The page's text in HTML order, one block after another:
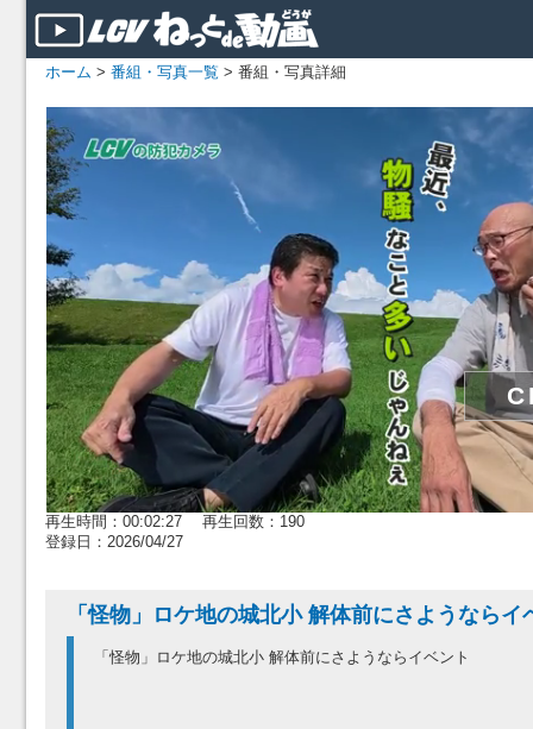
ホーム > 番組・写真一覧 > 番組・写真詳細
再生時間：00:02:27 再生回数：190
登録日：2026/04/27
「怪物」ロケ地の城北小 解体前にさようならイ
「怪物」ロケ地の城北小 解体前にさようならイベント